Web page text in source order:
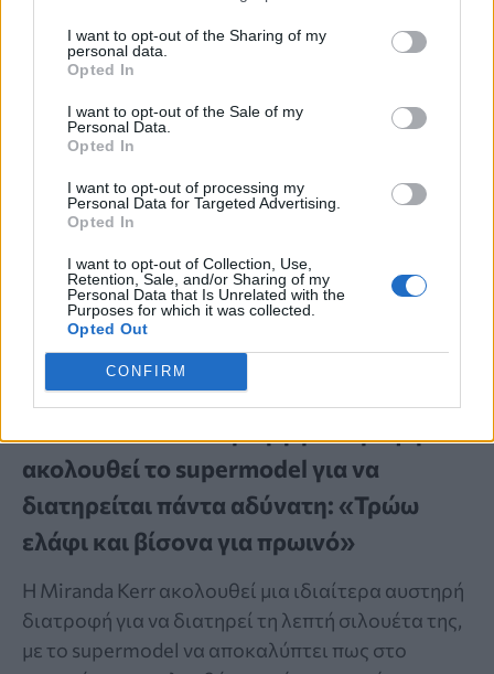
I want to opt-out of the Sharing of my
personal data.
Opted In
I want to opt-out of the Sale of my
Personal Data.
Opted In
I want to opt-out of processing my
Personal Data for Targeted Advertising.
Opted In
I want to opt-out of Collection, Use,
Retention, Sale, and/or Sharing of my
Personal Data that Is Unrelated with the
Purposes for which it was collected.
Opted Out
CONFIRM
CELEBRITIES
ακολουθεί το supermodel για να
διατηρείται πάντα αδύνατη: «Τρώω
ελάφι και βίσονα για πρωινό»
Η Miranda Kerr ακολουθεί μια ιδιαίτερα αυστηρή
διατροφή για να διατηρεί τη λεπτή σιλουέτα της,
με το supermodel να αποκαλύπτει πως στο